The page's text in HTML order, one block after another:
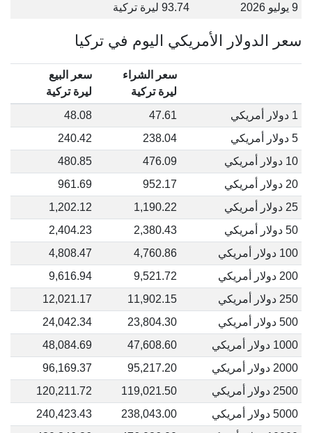
9 يوليو 2026
93.74 ليرة تركية
سعر الدولار الأمريكي اليوم في تركيا
سعر الشراء
ليرة تركية
سعر البيع
ليرة تركية
1 دولار أمريكي
47.61
48.08
5 دولار أمريكي
238.04
240.42
10 دولار أمريكي
476.09
480.85
20 دولار أمريكي
952.17
961.69
25 دولار أمريكي
1,190.22
1,202.12
50 دولار أمريكي
2,380.43
2,404.23
100 دولار أمريكي
4,760.86
4,808.47
200 دولار أمريكي
9,521.72
9,616.94
250 دولار أمريكي
11,902.15
12,021.17
500 دولار أمريكي
23,804.30
24,042.34
1000 دولار أمريكي
47,608.60
48,084.69
2000 دولار أمريكي
95,217.20
96,169.37
2500 دولار أمريكي
119,021.50
120,211.72
5000 دولار أمريكي
238,043.00
240,423.43